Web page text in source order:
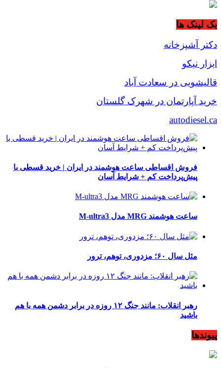
بک لینک ها
دکتر آشپزخانه
ابزار نیکو
قالیشویی در سعادت آباد
خرید آپارتمان در شهرک گلستان
autodiesel.ca
فروش اقساطی ساعت هوشمند در ایران | خرید قسطی با
پیش‌پرداخت کم + شرایط آسان
ساعت هوشمند MRG مدل M-ultra3
مثل سال ۶۰؛ مزدوری، توهم، ترور
رهبر انقلاب: مانند جنگ ۱۲ روزه در برابر دشمن همه با هم
باشید
پیوندها